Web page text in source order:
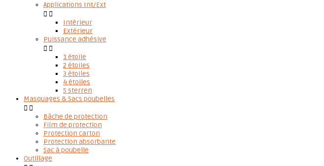
Applications Int/Ext
 
Intérieur
Extérieur
Puissance adhésive
 
1 étoile
2 étoiles
3 étoiles
4 étoiles
5 sterren
Masquages & Sacs poubelles
 
Bâche de protection
Film de protection
Protection carton
Protection absorbante
Sac à poubelle
Outillage